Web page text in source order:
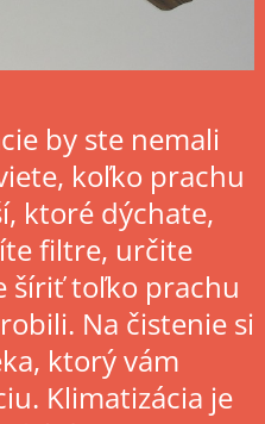
by ste nemali
koľko prachu
ktoré dýchate,
filtre, určite
šíriť toľko prachu
Na čistenie si
ktorý vám
Klimatizácia je